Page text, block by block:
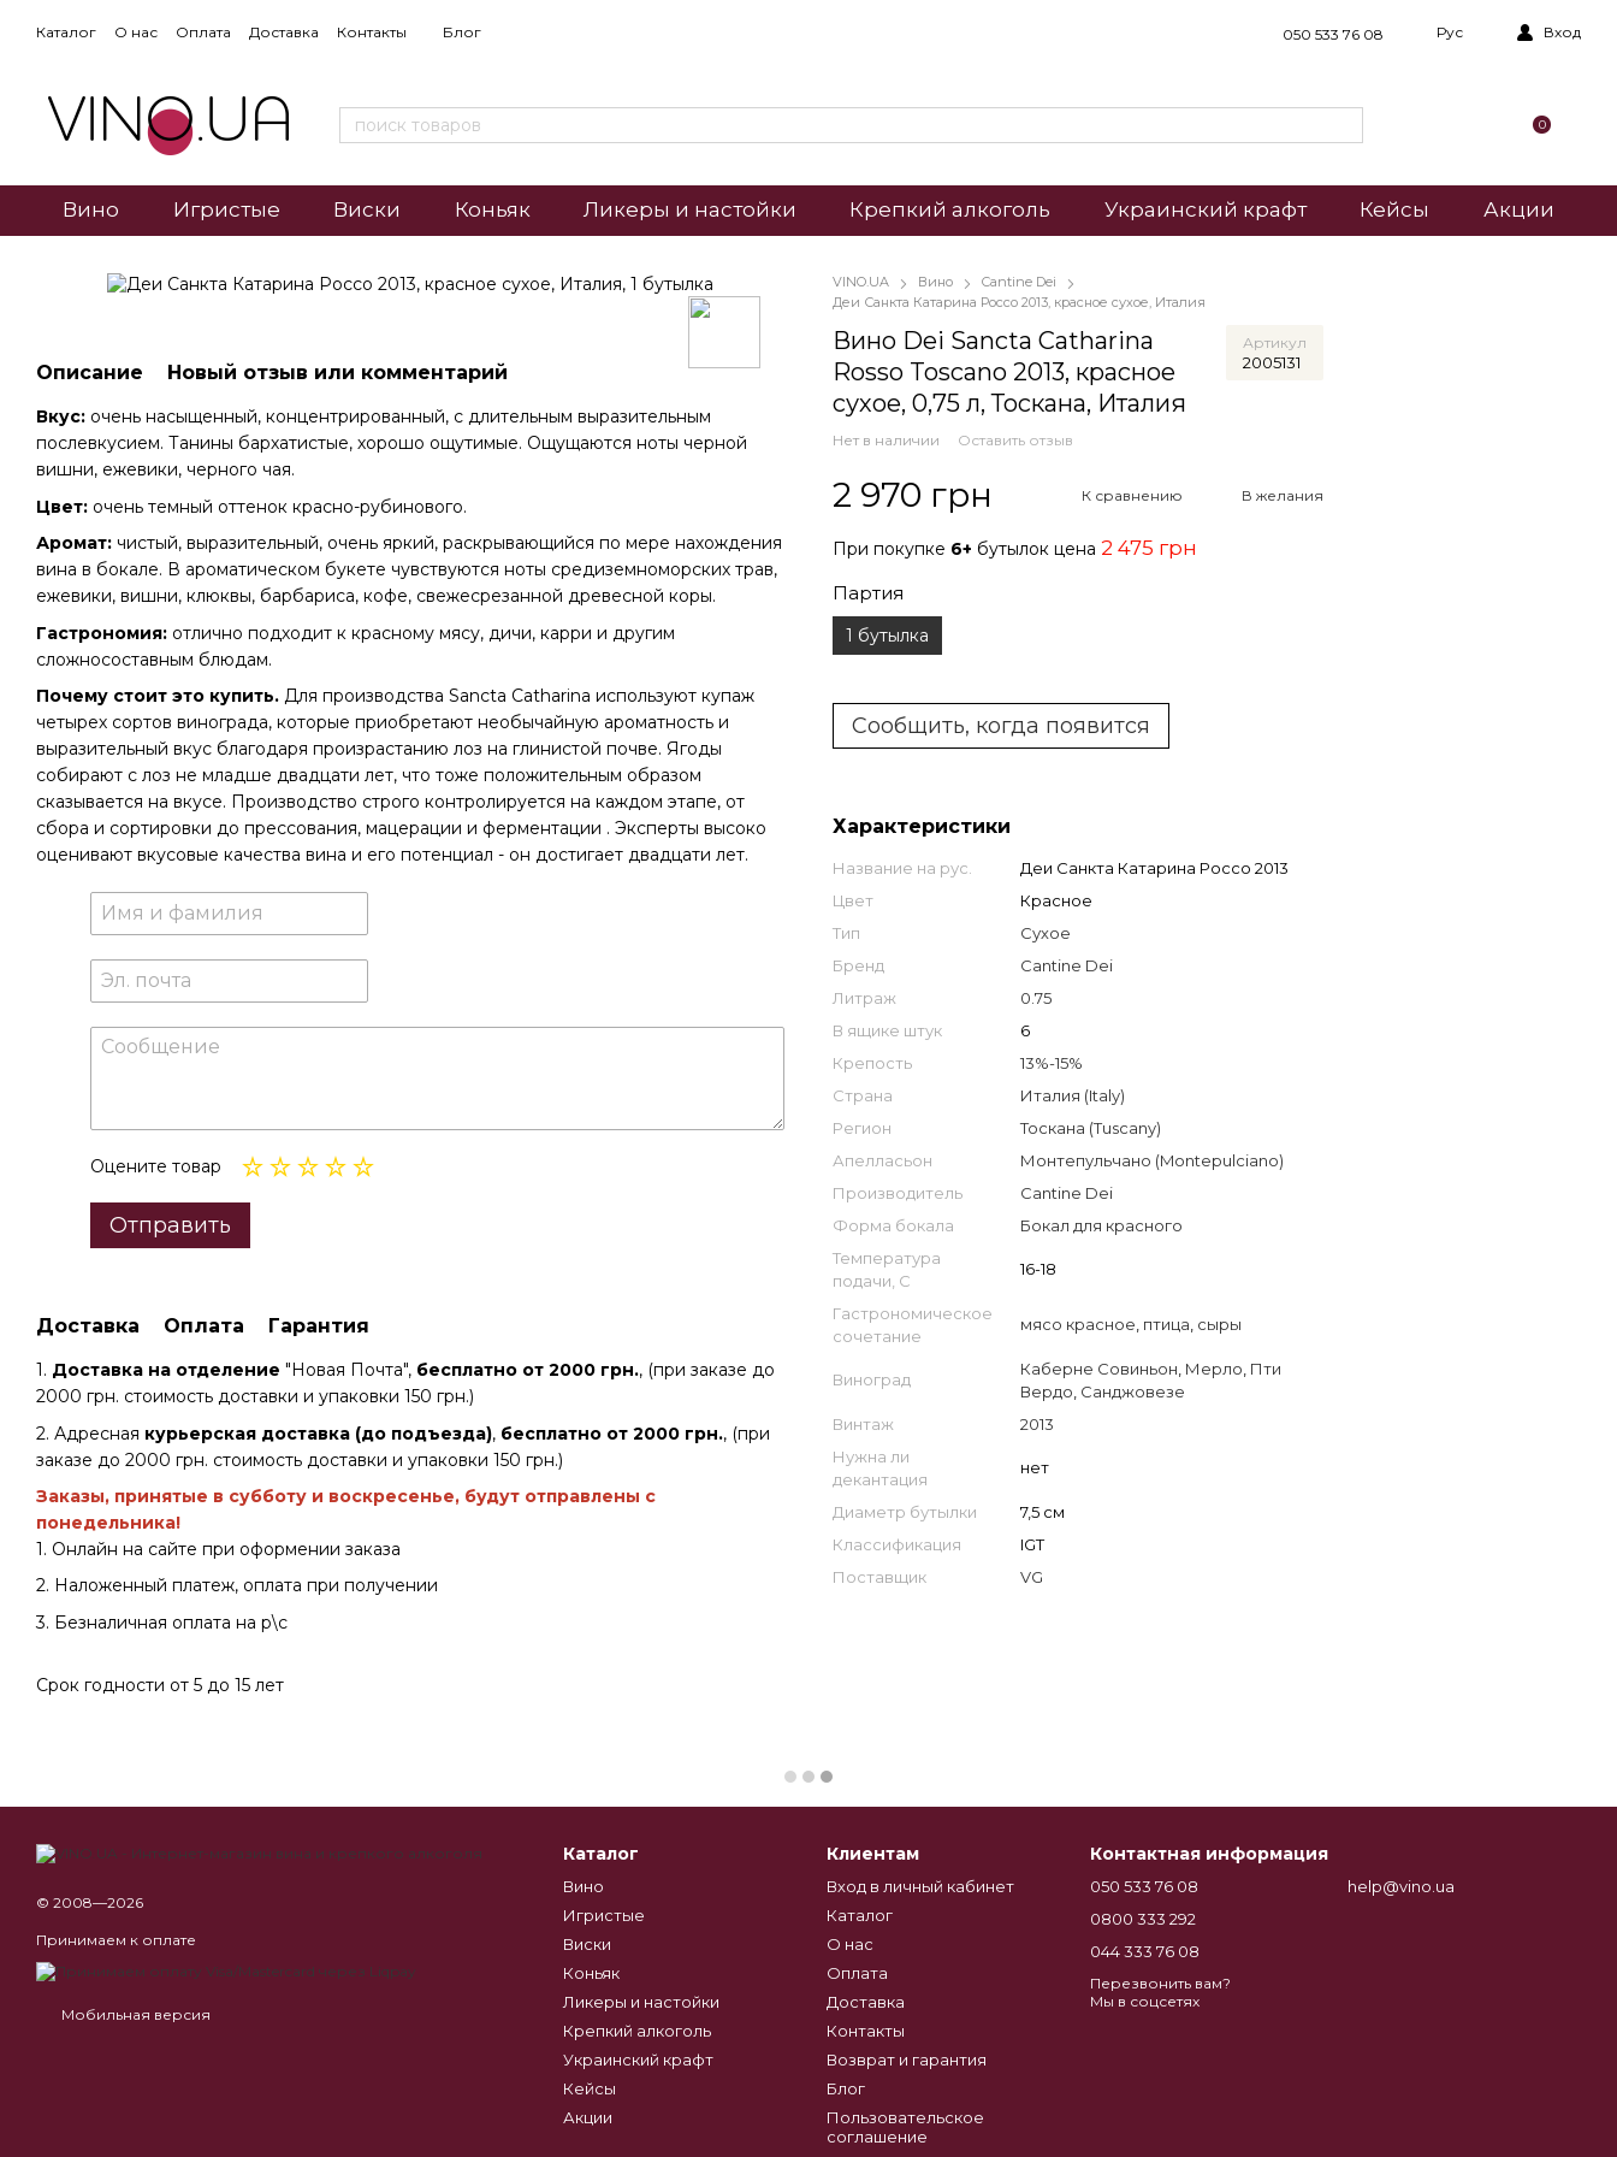
Каталог О нас Оплата Доставка Контакты Блог 050 533 76 08 Рус Вход
0
Вино Игристые Виски Коньяк Ликеры и настойки Крепкий алкоголь Украинский крафт Кейсы Акции
Описание Новый отзыв или комментарий
Вкус: очень насыщенный, концентрированный, с длительным выразительным
послевкусием. Танины бархатистые, хорошо ощутимые. Ощущаются ноты черной
вишни, ежевики, черного чая.
Цвет: очень темный оттенок красно-рубинового.
Аромат: чистый, выразительный, очень яркий, раскрывающийся по мере нахождения
вина в бокале. В ароматическом букете чувствуются ноты средиземноморских трав,
ежевики, вишни, клюквы, барбариса, кофе, свежесрезанной древесной коры.
Гастрономия: отлично подходит к красному мясу, дичи, карри и другим
сложносоставным блюдам.
Почему стоит это купить. Для производства Sancta Catharina используют купаж
четырех сортов винограда, которые приобретают необычайную ароматность и
выразительный вкус благодаря произрастанию лоз на глинистой почве. Ягоды
собирают с лоз не младше двадцати лет, что тоже положительным образом
сказывается на вкусе. Производство строго контролируется на каждом этапе, от
сбора и сортировки до прессования, мацерации и ферментации . Эксперты высоко
оценивают вкусовые качества вина и его потенциал - он достигает двадцати лет.
Оцените товар
Отправить
Доставка Оплата Гарантия
1. Доставка на отделение "Новая Почта", бесплатно от 2000 грн., (при заказе до
2000 грн. стоимость доставки и упаковки 150 грн.)
2. Адресная курьерская доставка (до подъезда), бесплатно от 2000 грн., (при
заказе до 2000 грн. стоимость доставки и упаковки 150 грн.)
Заказы, принятые в субботу и воскресенье, будут отправлены с
понедельника!
1. Онлайн на сайте при оформении заказа
2. Наложенный платеж, оплата при получении
3. Безналичная оплата на р\с
Срок годности от 5 до 15 лет
VINO.UA Вино
Cantine Dei
Деи Санкта Катарина Россо 2013, красное сухое, Италия
Вино Dei Sancta Catharina
Rosso Toscano 2013, красное
сухое, 0,75 л, Тоскана, Италия
Артикул
2005131
Нет в наличии Оставить отзыв
2 970 грн К сравнению В желания
При покупке 6+ бутылок цена 2 475 грн
Партия
1 бутылка
Сообщить, когда появится
Характеристики
Название на рус.
Деи Санкта Катарина Россо 2013
Цвет
Красное
Тип
Сухое
Бренд
Cantine Dei
Литраж
0.75
В ящике штук
6
Крепость
13%-15%
Страна
Италия (Italy)
Регион
Тоскана (Tuscany)
Апелласьон
Монтепульчано (Montepulciano)
Производитель
Cantine Dei
Форма бокала
Бокал для красного
Температура
подачи, С
16-18
Гастрономическое
сочетание
мясо красное птица сыры
Виноград
Каберне Совиньон Мерло Пти
Вердо Санджовезе
Винтаж
2013
Нужна ли
декантация
нет
Диаметр бутылки
7,5 см
Классификация
IGT
Поставщик
VG
© 2008—2026
Принимаем к оплате
Мобильная версия
Каталог
Вино
Игристые
Виски
Коньяк
Ликеры и настойки
Крепкий алкоголь
Украинский крафт
Кейсы
Акции
Клиентам
Вход в личный кабинет
Каталог
О нас
Оплата
Доставка
Контакты
Возврат и гарантия
Блог
Пользовательское
соглашение
Контактная информация
050 533 76 08
0800 333 292
044 333 76 08
Перезвонить вам?
help@vino.ua
Мы в соцсетях